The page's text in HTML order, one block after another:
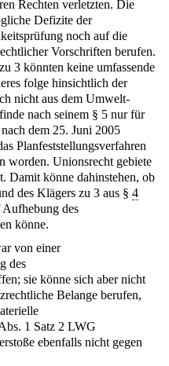
Rechten verletzten. Die
Defizite der
noch auf die
Vorschriften berufen.
3 könnten keine umfassende
folge hinsichtlich der
nicht aus dem Umwelt-
nach seinem § 5 nur für
dem 25. Juni 2005
Planfeststellungsverfahren
worden. Unionsrecht gebiete
Damit könne dahinstehen, ob
des Klägers zu 3 aus § 4
des
könne.
von einer
des
sie könne sich aber nicht
Belange berufen,
1 Satz 2 LWG
ebenfalls nicht gegen